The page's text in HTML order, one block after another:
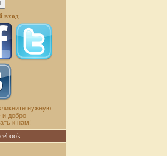
вход
нужную
и добро
к нам!